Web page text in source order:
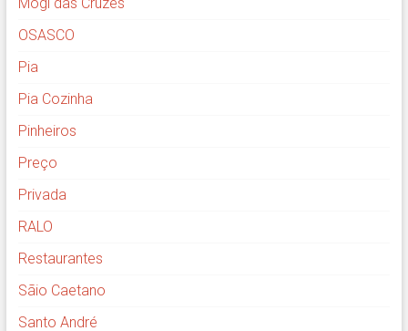
OSASCO
Pia
Pia Cozinha
Pinheiros
Preço
Privada
RALO
Restaurantes
Sãio Caetano
Santo André